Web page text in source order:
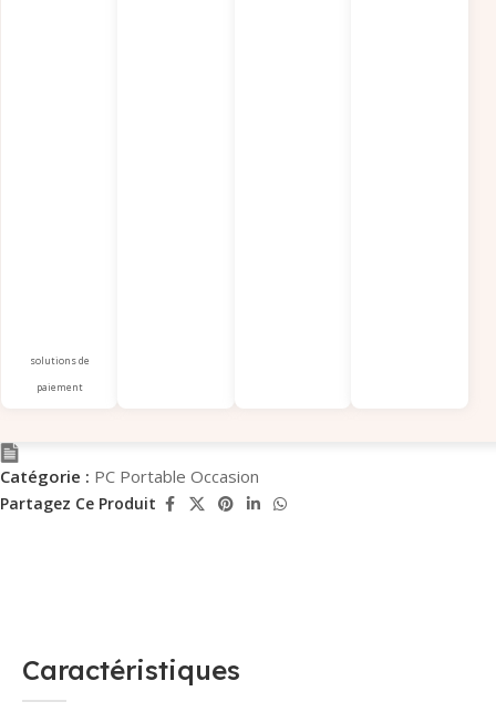
solutions de
paiement
Catégorie : PC Portable Occasion
Partagez Ce Produit
Caractéristiques